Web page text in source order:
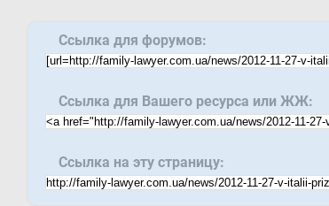
Ссылка для форумов:
Ссылка для Вашего ресурса или ЖЖ:
Ссылка на эту страницу: